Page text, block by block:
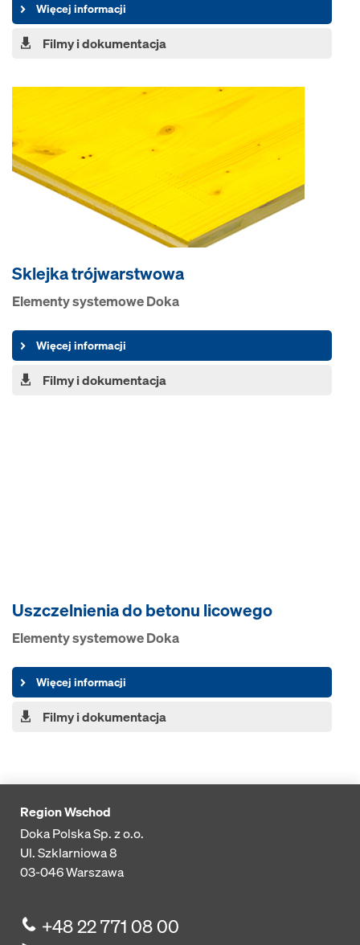
Więcej informacji
Filmy i dokumentacja
Sklejka trójwarstwowa
Elementy systemowe Doka
Więcej informacji
Filmy i dokumentacja
Uszczelnienia do betonu licowego
Elementy systemowe Doka
Więcej informacji
Filmy i dokumentacja
Region Wschod
Doka Polska Sp. z o.o.
Ul. Szklarniowa 8
03-046Warszawa
+48 22 771 08 00